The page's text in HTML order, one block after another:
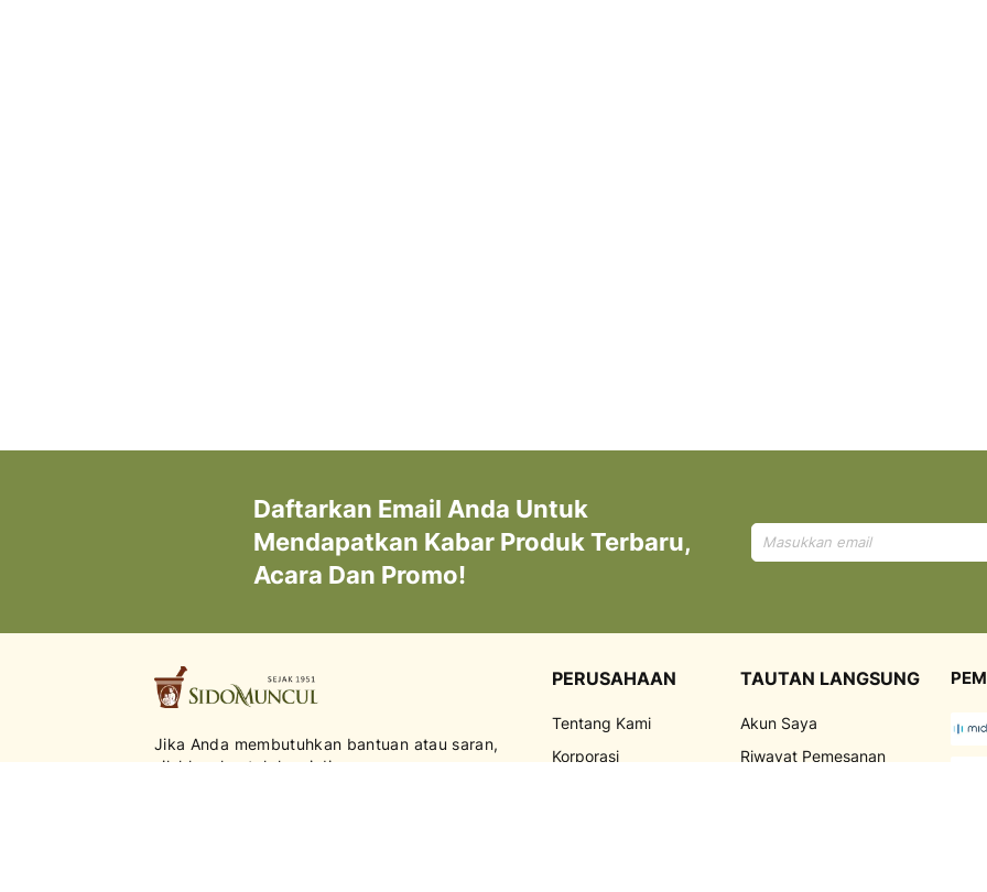
Daftarkan Email Anda Untuk
Mendapatkan Kabar Produk Terbaru,
Acara Dan Promo!
Mendaftar
untuk
Jika Anda membutuhkan bantuan atau saran,
silahkan kontak kami di:
PERUSAHAAN
Tentang Kami
Korporasi
TAUTAN LANGSUNG
Akun Saya
Riwayat Pemesanan